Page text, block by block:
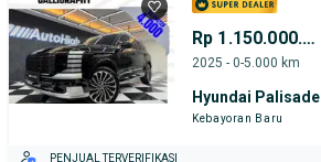
Rp 1.150.000.000
2025 - 0-5.000 km
Hyundai Palisade
Kebayoran Baru
PENJUAL TERVERIFIKASI